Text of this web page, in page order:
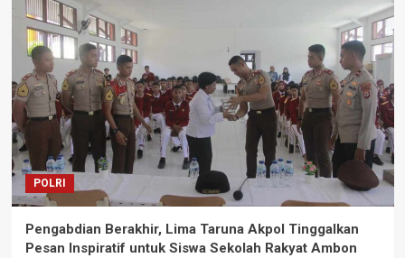
POLRI
Pengabdian Berakhir, Lima Taruna Akpol Tinggalkan
Pesan Inspiratif untuk Siswa Sekolah Rakyat Ambon